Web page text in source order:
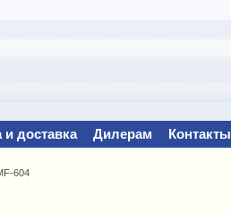
и доставка Дилерам Контакты
604